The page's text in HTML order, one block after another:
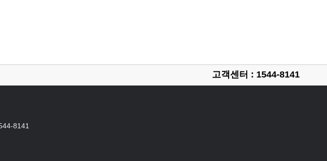
고객센터 : 1544-8141
8141